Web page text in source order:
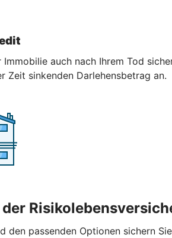
auch nach Ihrem Tod
Zeit sinkenden Darlehensbetrag an.
den passenden Optionen sichern